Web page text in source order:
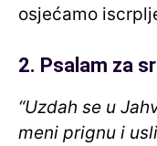
osjećamo
2. Psalam za
“Uzdah se u
meni prignu i